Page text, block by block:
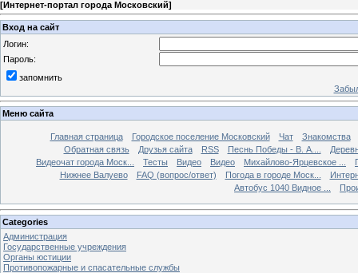
[Интернет-портал города Московский]
Вход на сайт
Логин:
Пароль:
запомнить
Меню сайта
Главная страница Городское поселение Московский Чат
Знакомства
Обратная связь
Друзья сайта RSS Песнь Победы - В. А....
Видеочат города Моск...
Тесты Видео Видео Михайлово-Ярцевское ...
Нижнее Валуево
FAQ (вопрос/ответ) Погода в городе Моск...
Автобус 1040 Видное ...
Categories
Администрация
Государственные учреждения
Органы юстиции
Противопожарные и спасательные службы